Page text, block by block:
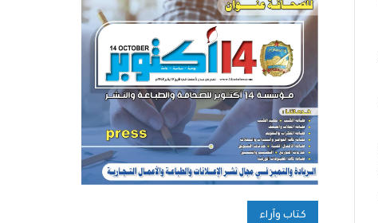
كتاب وآراء